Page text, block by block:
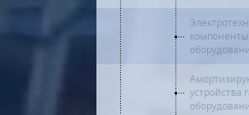
устройства